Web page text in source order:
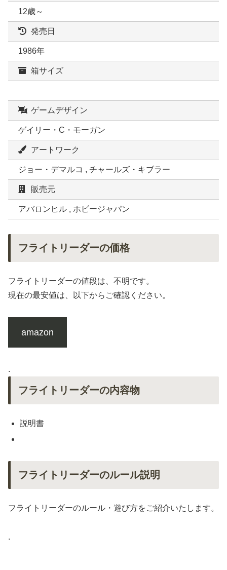
12歳～
発売日
1986年
箱サイズ
ゲームデザイン
ゲイリー・C・モーガン
アートワーク
ジョー・デマルコ , チャールズ・キブラー
販売元
アバロンヒル , ホビージャパン
フライトリーダーの価格
フライトリーダーの値段は、不明です。
現在の最安値は、以下からご確認ください。
amazon
.
フライトリーダーの内容物
説明書
フライトリーダーのルール説明
フライトリーダーのルール・遊び方をご紹介いたします。
.